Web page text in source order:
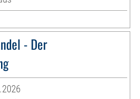
- Der